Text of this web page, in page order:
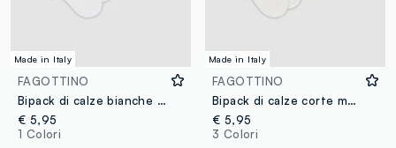
Made in Italy
FAGOTTINO
Bipack di calze bianche corte in misto lana per neonati
€ 5,95
1 Colori
Made in Italy
FAGOTTINO
Bipack di calze corte multicolor in misto cotone per neonata
€ 5,95
3 Colori